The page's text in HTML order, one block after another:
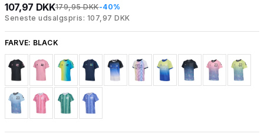
107,97 DKK179,95 DKK-40%
Seneste udsalgspris: 107,97 DKK
FARVE: BLACK